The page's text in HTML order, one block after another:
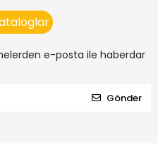
e-posta ile haberdar
Gönder